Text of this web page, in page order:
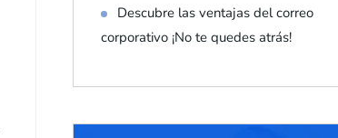
Descubre las ventajas del correo
corporativo ¡No te quedes atrás!